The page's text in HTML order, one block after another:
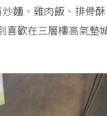
麵、雞肉飯、排骨
歡在三層樓高氣墊